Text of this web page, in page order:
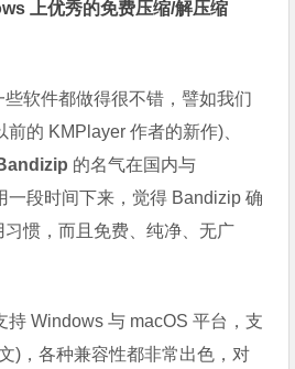
上优秀的免费压缩/解压缩
软件都做得很不错，譬如我们
的 KMPlayer 作者的新作)、
的名气在国内与
一段时间下来，觉得 Bandizip 确
惯，而且免费、纯净、无广
持 Windows 与 macOS 平台，支
)，各种兼容性都非常出色，对